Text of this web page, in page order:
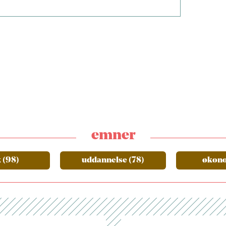
emner
(98) uddannelse (78)